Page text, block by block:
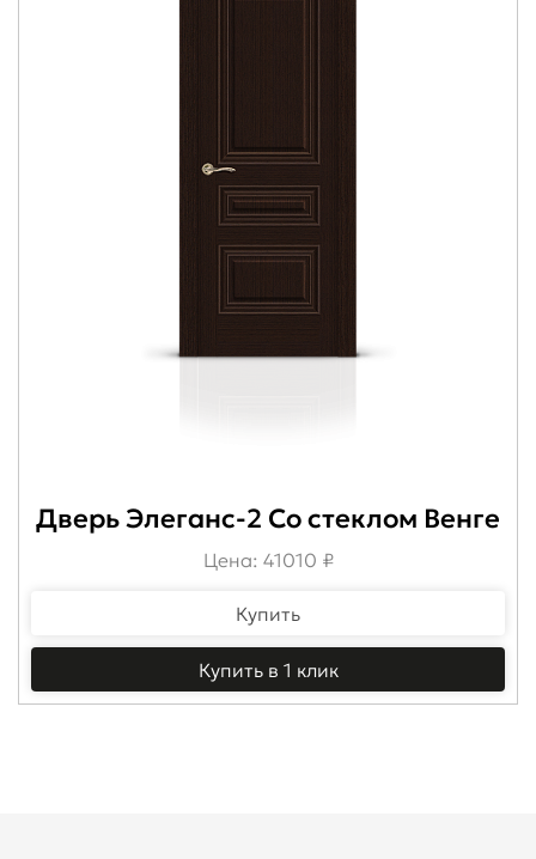
Дверь Элеганс-2 Со стеклом Венге
Цена: 41010 ₽
Купить
Купить в 1 клик